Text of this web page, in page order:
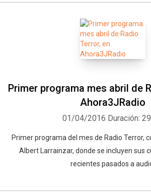
Primer programa mes abril de
Ahora3JRadio
01/04/2016 Duración:
Primer programa del mes de Radio Terror,
Albert Larrainzar, donde se incluyen sus
recientes pasados a